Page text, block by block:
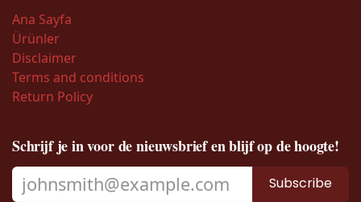
Ana Sayfa
Ürünler
Disclaimer
Terms and conditions
Return Policy
Schrijf je in voor de nieuwsbrief en blijf op de hoogte!
Subscribe